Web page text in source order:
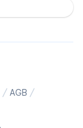
AGB